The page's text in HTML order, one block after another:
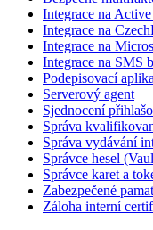
Integrace na
Integrace na
Integrace na
Integrace na SMS
Podepisovací
Serverový agent
Sjednocení
Správa
Správa vydávání
Správce hesel
Správce karet a
Zabezpečené
Záloha interní